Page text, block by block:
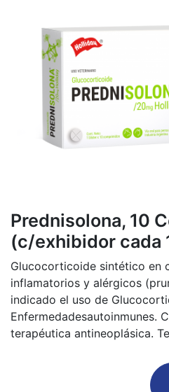
Prednisolona, 10
(c/exhibidor cada
Glucocorticoide sintético en
inflamatorios y alérgicos
indicado el uso de
Enfermedadesautoinmunes.
terapéutica antineoplásica.